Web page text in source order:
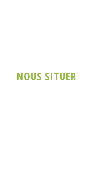
NOUS SITUER